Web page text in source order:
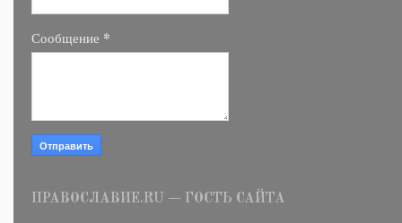
Сообщение *
ПРАВОСЛАВИЕ.RU — ГОСТЬ САЙТА